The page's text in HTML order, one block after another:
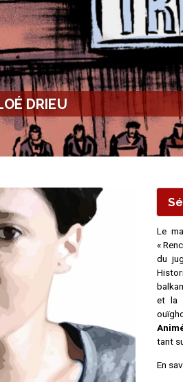
DRIEU
Le
«
du
et la
tant
En